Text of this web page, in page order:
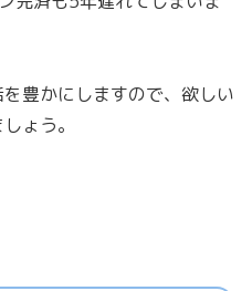
豊かにしますので、欲しい
ょう。